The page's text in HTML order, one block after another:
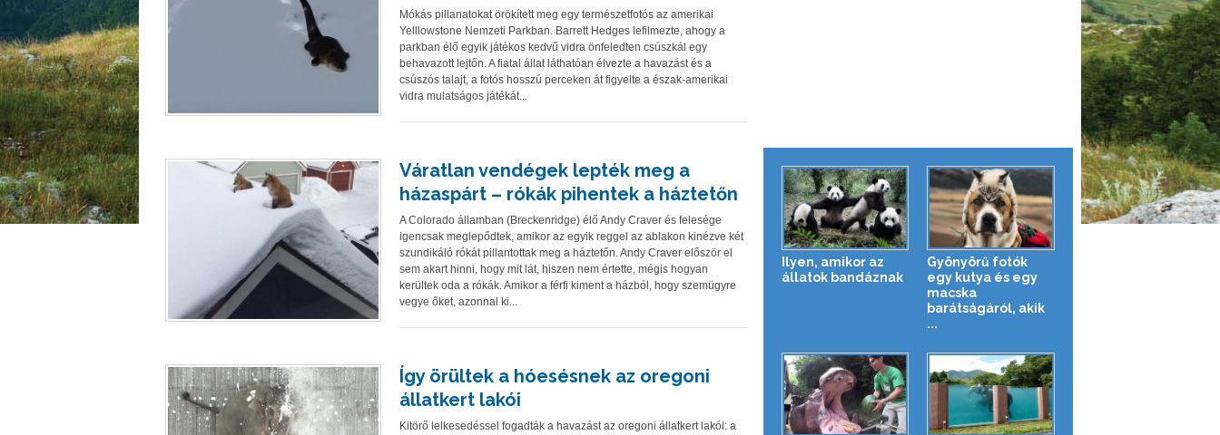
Mókás pillanatokat örökített meg egy természetfotós az amerikai
Yelllowstone Nemzeti Parkban. Barrett Hedges lefilmezte, ahogy a
parkban élő egyik játékos kedvű vidra önfeledten csúszkál egy
behavazott lejtőn. A fiatal állat láthatóan élvezte a havazást és a
csúszós talajt, a fotós hosszú perceken át figyelte a észak-amerikai
vidra mulatságos játékát...
Váratlan vendégek lepték meg a
házaspárt – rókák pihentek a háztetőn
A Colorado államban (Breckenridge) élő Andy Craver és felesége
igencsak meglepődtek, amikor az egyik reggel az ablakon kinézve két
szundikáló rókát pillantottak meg a háztetőn. Andy Craver először el
sem akart hinni, hogy mit lát, hiszen nem értette, mégis hogyan
kerültek oda a rókák. Amikor a férfi kiment a házból, hogy szemügyre
vegye őket, azonnal ki...
Így örültek a hóesésnek az oregoni
állatkert lakói
Kitörő lelkesedéssel fogadták a havazást az oregoni állatkert lakói: a
Ilyen, amikor az
állatok bandáznak
Gyönyörű fotók
egy kutya és egy
macska
barátságáról, akik
...